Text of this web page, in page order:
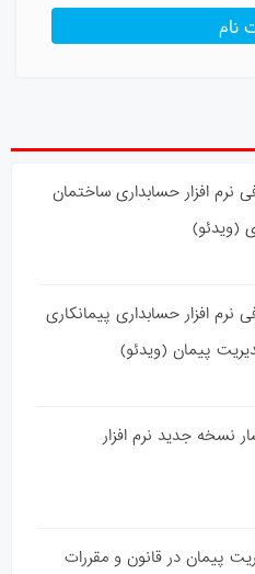
نرم افزار حسابداری ساختمان
(ویدئو)
نرم افزار حسابداری پیمانکاری
پیمان (ویدئو)
نسخه جدید نرم افزار
پیمان در قانون و مقررات